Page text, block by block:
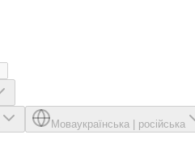
Моваукраїнська російська